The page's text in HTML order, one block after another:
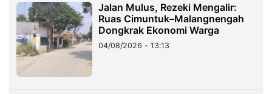
Jalan Mulus, Rezeki Mengalir:
Ruas Cimuntuk–Malangnengah
Dongkrak Ekonomi Warga
04/08/2026 - 13:13